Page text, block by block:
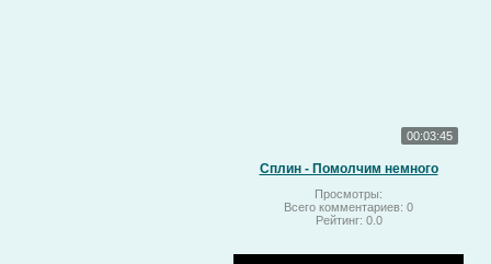
00:03:45
Сплин - Помолчим немного
Просмотры:
Всего комментариев: 0
Рейтинг: 0.0